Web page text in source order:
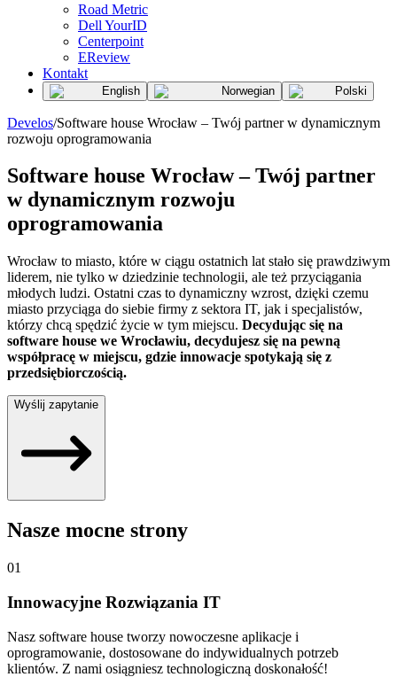
Road Metric
Dell YourID
Centerpoint
EReview
Kontakt
English Norwegian Polski
Develos/Software house Wrocław – Twój partner w dynamicznym
rozwoju oprogramowania
Software house Wrocław – Twój partner
w dynamicznym rozwoju
oprogramowania
Wrocław to miasto, które w ciągu ostatnich lat stało się prawdziwym
liderem, nie tylko w dziedzinie technologii, ale też przyciągania
młodych ludzi. Ostatni czas to dynamiczny wzrost, dzięki czemu
miasto przyciąga do siebie firmy z sektora IT, jak i specjalistów,
którzy chcą spędzić życie w tym miejscu. Decydując się na
software house we Wrocławiu, decydujesz się na pewną
współpracę w miejscu, gdzie innowacje spotykają się z
przedsiębiorczością.
Wyślij zapytanie
Nasze mocne strony
01
Innowacyjne Rozwiązania IT
Nasz software house tworzy nowoczesne aplikacje i
oprogramowanie, dostosowane do indywidualnych potrzeb
klientów. Z nami osiągniesz technologiczną doskonałość!